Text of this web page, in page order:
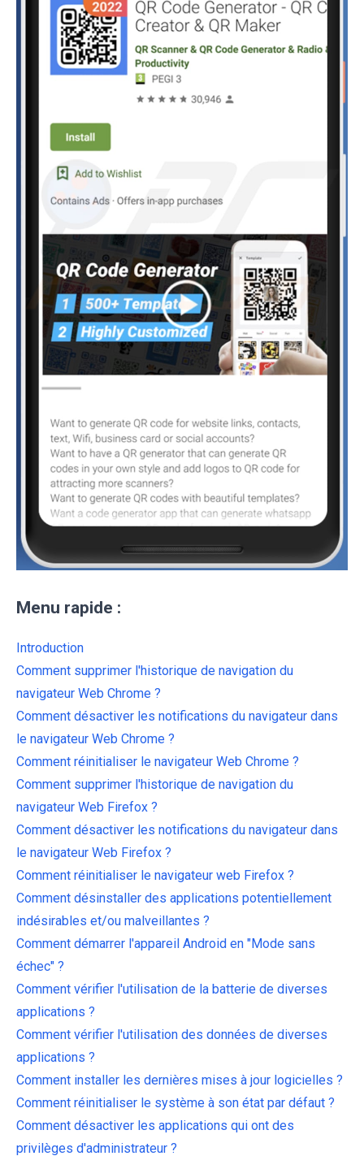
Menu rapide :
Introduction
Comment supprimer l'historique de navigation du
navigateur Web Chrome ?
Comment désactiver les notifications du navigateur dans
le navigateur Web Chrome ?
Comment réinitialiser le navigateur Web Chrome ?
Comment supprimer l'historique de navigation du
navigateur Web Firefox ?
Comment désactiver les notifications du navigateur dans
le navigateur Web Firefox ?
Comment réinitialiser le navigateur web Firefox ?
Comment désinstaller des applications potentiellement
indésirables et/ou malveillantes ?
Comment démarrer l'appareil Android en "Mode sans
échec" ?
Comment vérifier l'utilisation de la batterie de diverses
applications ?
Comment vérifier l'utilisation des données de diverses
applications ?
Comment installer les dernières mises à jour logicielles ?
Comment réinitialiser le système à son état par défaut ?
Comment désactiver les applications qui ont des
privilèges d'administrateur ?